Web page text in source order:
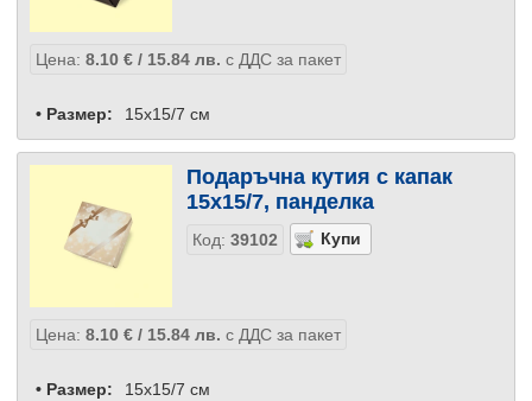
Цена: 8.10 €/ 15.84 лв. с ДДС за пакет
• Размер: 15x15/7 см
Подаръчна кутия с капак
15x15/7, панделка
Код: 39102
Цена: 8.10 €/ 15.84 лв. с ДДС за пакет
• Размер: 15x15/7 см